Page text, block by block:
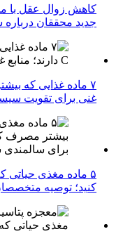
کاهش زوال عقل با
جدید محققان
غنی برای تقویت
۵ ماده مغذی
کنید؛ توصیه